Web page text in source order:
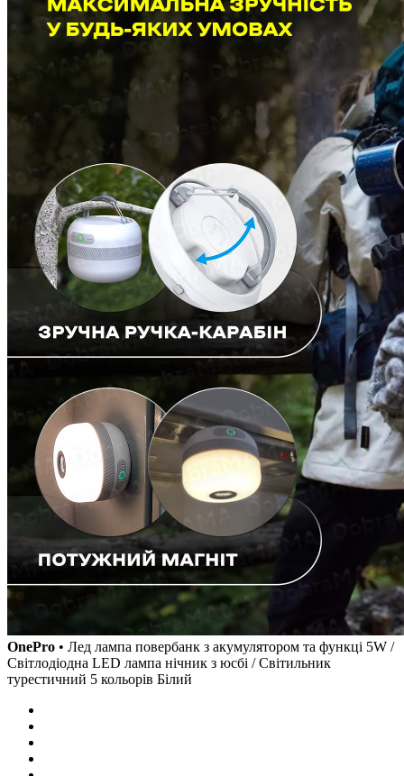
OnePro • Лед лампа повербанк з акумулятором та функці 5W /
Світлодіодна LED лампа нічник з юсбі / Світильник
турестичний 5 кольорів Білий